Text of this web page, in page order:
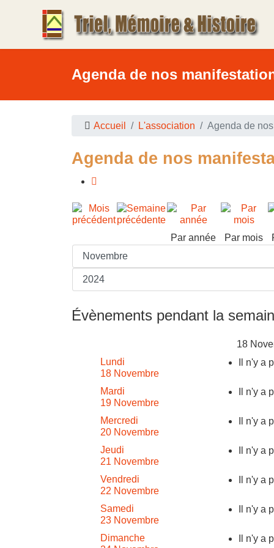
Agenda de nos
Accueil L'association Agenda de
Agenda de nos
Par année Par mois
Évènements pendant la
18
Lundi
18 Novembre
Il n'y a
Mardi
19 Novembre
Il n'y a
Mercredi
20 Novembre
Il n'y a
Jeudi
21 Novembre
Il n'y a
Vendredi
22 Novembre
Il n'y a
Samedi
23 Novembre
Il n'y a
Dimanche
Il n'y a